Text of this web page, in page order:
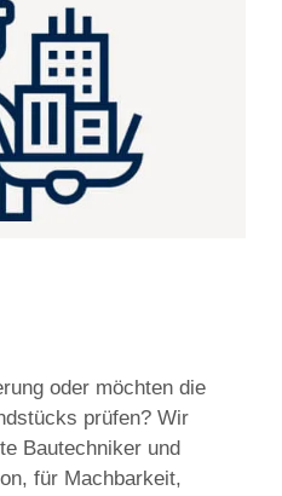
oder möchten die
prüfen? Wir
Bautechniker und
für Machbarkeit,